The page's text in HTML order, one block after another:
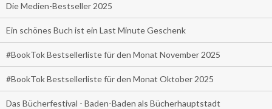
Die Medien-Bestseller 2025
Ein schönes Buch ist ein Last Minute Geschenk
#BookTok Bestsellerliste für den Monat November 2025
#BookTok Bestsellerliste für den Monat Oktober 2025
Das Bücherfestival - Baden-Baden als Bücherhauptstadt